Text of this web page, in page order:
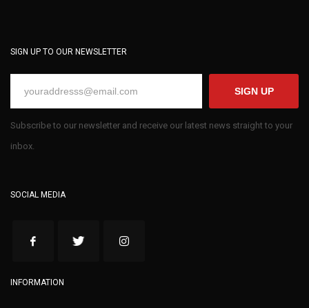
SIGN UP TO OUR NEWSLETTER
SIGN UP
Subscribe to our newsletter and receive our latest news straight to your
inbox.
SOCIAL MEDIA
INFORMATION